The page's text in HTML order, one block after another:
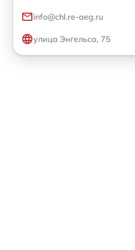
info@chl.re-aeg.ru
улица Энгельса, 75